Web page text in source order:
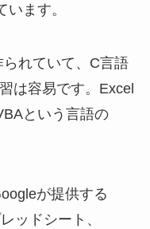
ます。
れていて、C言語
は容易です。Excel
という言語の
が提供する
ッドシート、